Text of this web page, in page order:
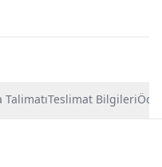
TalimatıTeslimat Bilgileri